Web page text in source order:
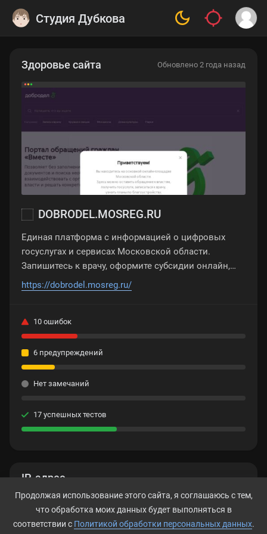
Студия Дубкова
IP-адрес
185.120.189.211
Здоровье сайта Обновлено 2 года назад
DOBRODEL.MOSREG.RU
Единая платформа с информацией о цифровых
госуслугах и сервисах Московской области.
Запишитесь к врачу, оформите субсидии онлайн,
узнайте о планах благоустройства вашего двора и
https://dobrodel.mosreg.ru/
10 ошибок
6 предупреждений
Нет замечаний
17 успешных тестов
Продолжая использование этого сайта, я соглашаюсь с тем,
что обработка моих данных будет выполняться в
соответствии с Политикой обработки персональных данных.